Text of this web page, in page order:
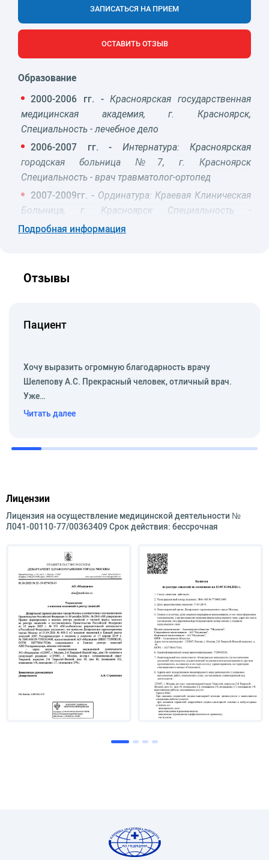
ЗАПИСАТЬСЯ НА ПРИЕМ
ОСТАВИТЬ ОТЗЫВ
Образование
2000-2006 гг. -Красноярская государственная
медицинская академия, г. Красноярск,
Специальность - лечебное дело
2006-2007 гг. - Интернатура: Красноярская
городская больница №7, г. Красноярск
Специальность - врач травматолог-ортопед
2007-2009гг. - Ординатура: Краевая Клиническая
Больница, г. Красноярск Специальность -
травматология ортопедия
Владеет артроскопией, операциями на коленном
суставе.
Подробная информация
Отзывы
Пациент
Хочу выразить огромную благодарность врачу
Шелепову А.С. Прекрасный человек, отличный врач.
Уже…
Читать далее
Лицензии
Лицензия на осуществление медицинской деятельности №
Л041-00110-77/00363409 Срок действия: бессрочная